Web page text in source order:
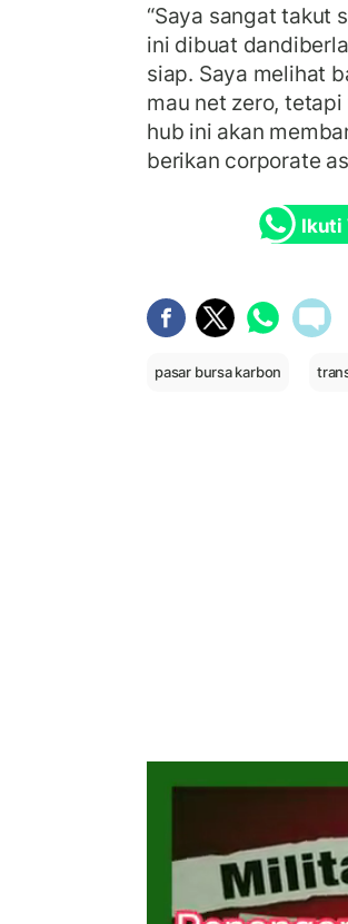
“Saya sangat takut
ini dibuat
siap. Saya melihat
mau net zero,
hub ini akan
berikan corporate
Ikuti
pasar bursa karbon